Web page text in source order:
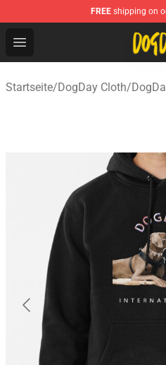
FREE shipping on
Open menu
DogDay Store - Official
Startseite/DogDay Cloth/